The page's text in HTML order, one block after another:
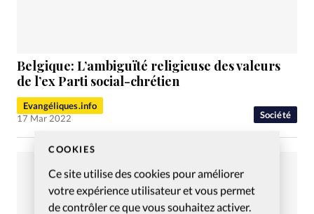
COOKIES
Ce site utilise des cookies pour améliorer
votre expérience utilisateur et vous permet
de contrôler ce que vous souhaitez activer.
Société
Belgique: L’ambiguïté religieuse des valeurs
de l’ex Parti social-chrétien
Evangéliques.info
17 Mar 2022